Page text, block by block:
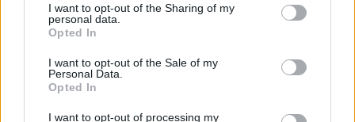
I want to opt-out of the Sharing of my
personal data.
Opted In
I want to opt-out of the Sale of my
Personal Data.
Opted In
I want to opt-out of processing my
populiacijoje, kai kurie paukščiai jį puikiai
išmano, o kiti dar tik mokosi, – sako L. Aplin.
– Tai leidžia manyti, kad jis išplito ir
suformavo vietinę gėrimo tradiciją šioje
vietovėje.“